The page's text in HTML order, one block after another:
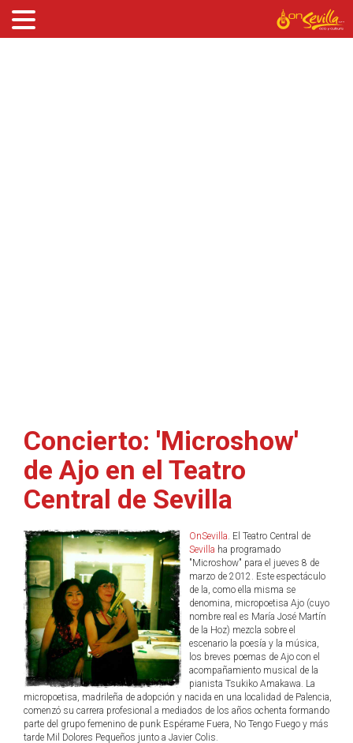
Concierto: 'Microshow'
de Ajo en el Teatro
Central de Sevilla
OnSevilla. El Teatro Central de
Sevilla ha programado
"Microshow" para el jueves 8 de
marzo de 2012. Este espectáculo
de la, como ella misma se
denomina, micropoetisa Ajo (cuyo
nombre real es María José Martín
de la Hoz) mezcla sobre el
escenario la poesía y la música,
los breves poemas de Ajo con el
acompañamiento musical de la
pianista Tsukiko Amakawa. La
micropoetisa, madrileña de adopción y nacida en una localidad de Palencia,
comenzó su carrera profesional a mediados de los años ochenta formando
parte del grupo femenino de punk Espérame Fuera, No Tengo Fuego y más
tarde Mil Dolores Pequeños junto a Javier Colis.